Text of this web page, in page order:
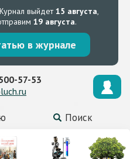
выйдет15 августа,
19 августа.
в журнале
Поиск
57-53